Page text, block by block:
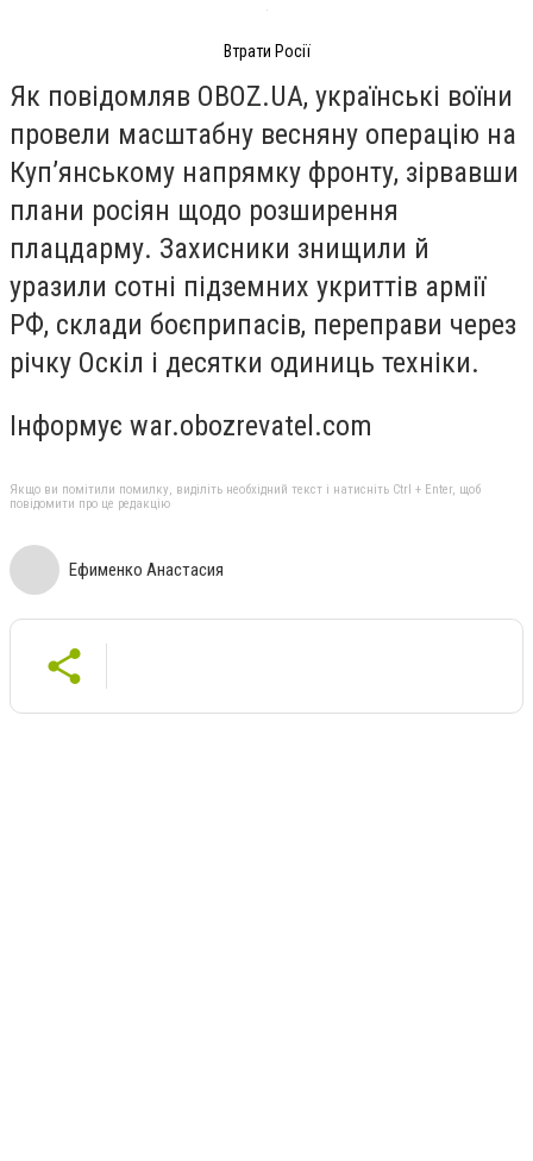
Втрати Росії
Як повідомляв OBOZ.UA, українські воїни
провели масштабну весняну операцію на
Куп’янському напрямку фронту, зірвавши
плани росіян щодо розширення
плацдарму. Захисники знищили й
уразили сотні підземних укриттів армії
РФ, склади боєприпасів, переправи через
річку Оскіл і десятки одиниць техніки.
Інформує war.obozrevatel.com
Якщо ви помітили помилку, виділіть необхідний текст і натисніть Ctrl + Enter, щоб
повідомити про це редакцію
Ефименко Анастасия